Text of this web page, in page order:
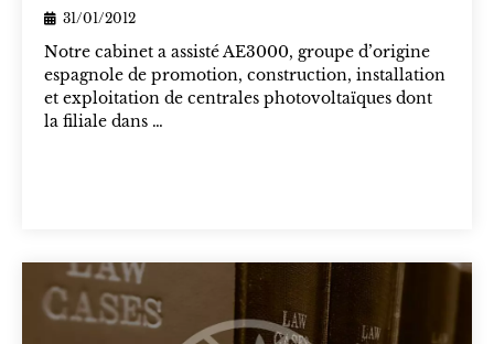
31/01/2012
Notre cabinet a assisté AE3000, groupe d’origine
espagnole de promotion, construction, installation
et exploitation de centrales photovoltaïques dont
la filiale dans …